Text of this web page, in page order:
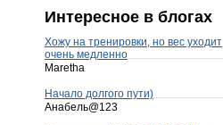
Интересное в блогах
Хожу на тренировки, но вес уходит
очень медленно
Maretha
Начало долгого пути)
Анабель@123